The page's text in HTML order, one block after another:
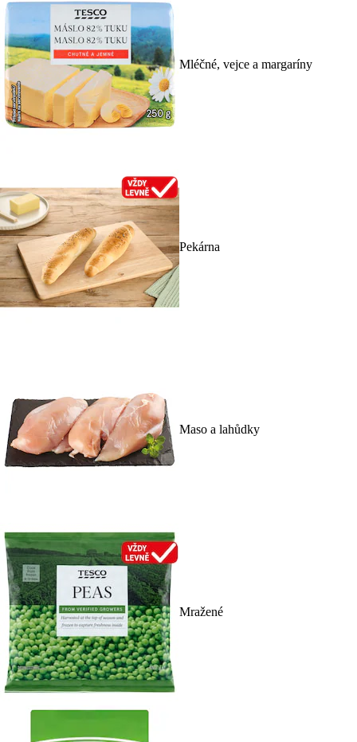
Mléčné, vejce a margaríny
Pekárna
Maso a lahůdky
Mražené